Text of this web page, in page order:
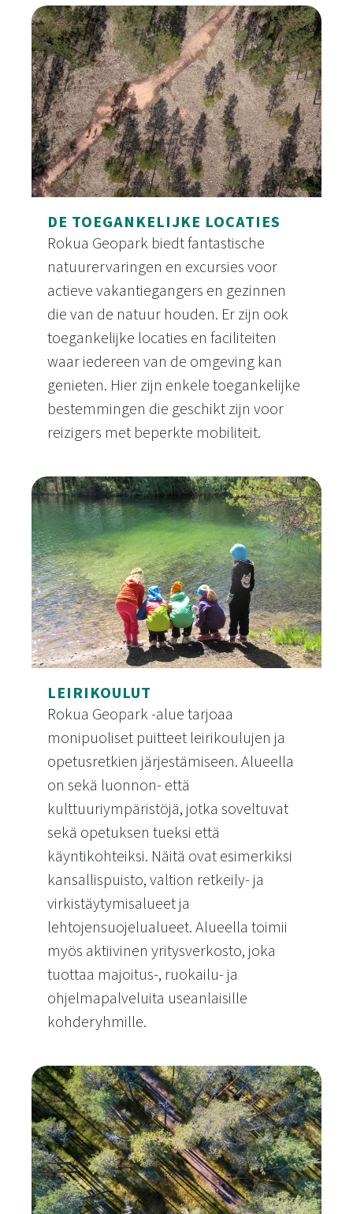
DE TOEGANKELIJKE LOCATIES
Rokua Geopark biedt fantastische
natuurervaringen en excursies voor
actieve vakantiegangers en gezinnen
die van de natuur houden. Er zijn ook
toegankelijke locaties en faciliteiten
waar iedereen van de omgeving kan
genieten. Hier zijn enkele toegankelijke
bestemmingen die geschikt zijn voor
reizigers met beperkte mobiliteit.
De toegankelijke locaties
LEIRIKOULUT
Rokua Geopark -alue tarjoaa
monipuoliset puitteet leirikoulujen ja
opetusretkien järjestämiseen. Alueella
on sekä luonnon- että
kulttuuriympäristöjä, jotka soveltuvat
sekä opetuksen tueksi että
käyntikohteiksi. Näitä ovat esimerkiksi
kansallispuisto, valtion retkeily- ja
virkistäytymisalueet ja
lehtojensuojelualueet. Alueella toimii
myös aktiivinen yritysverkosto, joka
tuottaa majoitus-, ruokailu- ja
ohjelmapalveluita useanlaisille
kohderyhmille.
Leirikoulut